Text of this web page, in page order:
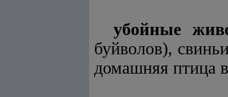
убойные
буйволов),
домашняя птица